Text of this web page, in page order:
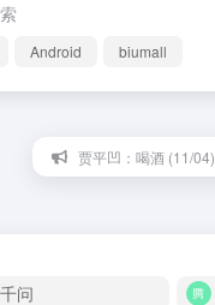
Android biumall
贾平凹：喝酒 (11/04)
千问